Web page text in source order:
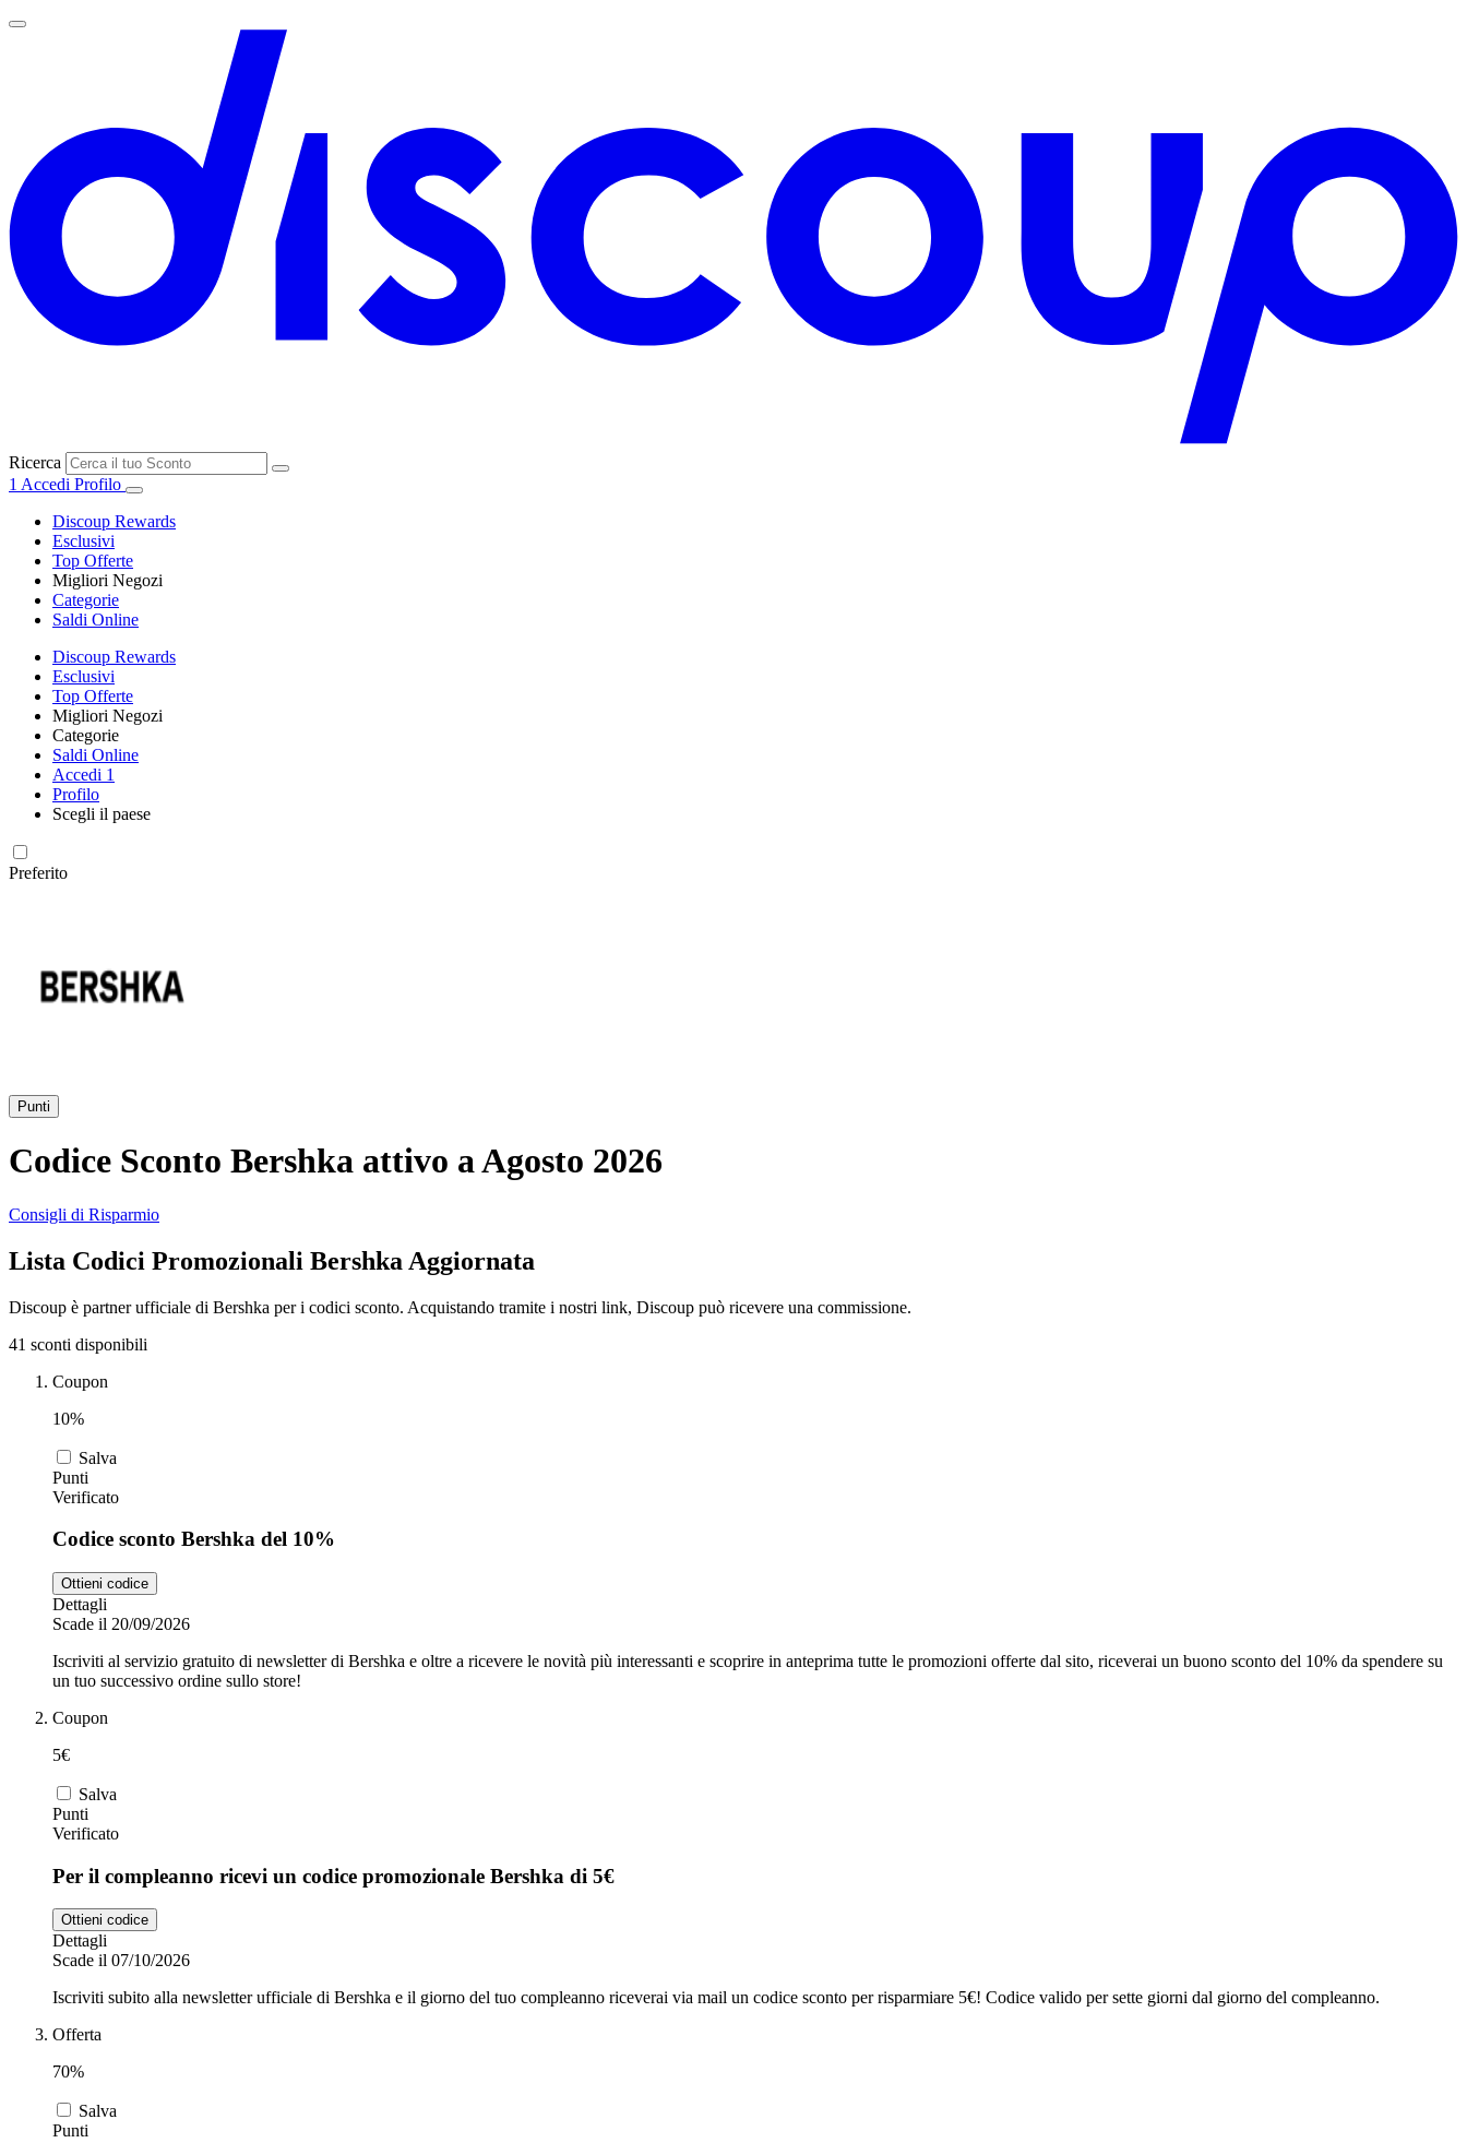
Ricerca
1 Accedi Profilo
Discoup Rewards
Esclusivi
Top Offerte
Migliori Negozi
Categorie
Saldi Online
Discoup Rewards
Esclusivi
Top Offerte
Migliori Negozi
Categorie
Saldi Online
Accedi 1
Profilo
Scegli il paese
Preferito
Punti
Codice Sconto Bershka attivo a Agosto 2026
Consigli di Risparmio
Lista Codici Promozionali Bershka Aggiornata
Discoup è partner ufficiale di Bershka per i codici sconto. Acquistando tramite i nostri link, Discoup può ricevere una commissione.
41 sconti disponibili
Coupon
10%
Salva
Punti
Verificato
Codice sconto Bershka del 10%
Ottieni codice
Dettagli
Scade il 20/09/2026
Iscriviti al servizio gratuito di newsletter di Bershka e oltre a ricevere le novità più interessanti e scoprire in anteprima tutte le promozioni offerte dal sito, riceverai un buono sconto del 10% da spendere su
un tuo successivo ordine sullo store!
Coupon
5€
Salva
Punti
Verificato
Per il compleanno ricevi un codice promozionale Bershka di 5€
Ottieni codice
Dettagli
Scade il 07/10/2026
Iscriviti subito alla newsletter ufficiale di Bershka e il giorno del tuo compleanno riceverai via mail un codice sconto per risparmiare 5€! Codice valido per sette giorni dal giorno del compleanno.
Offerta
70%
Salva
Punti